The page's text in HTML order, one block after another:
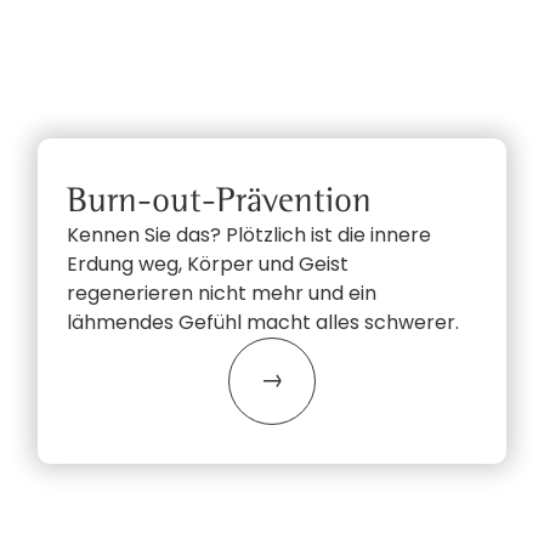
Burn-out-Prävention
Kennen Sie das? Plötzlich ist die innere
Erdung weg, Körper und Geist
regenerieren nicht mehr und ein
lähmendes Gefühl macht alles schwerer.